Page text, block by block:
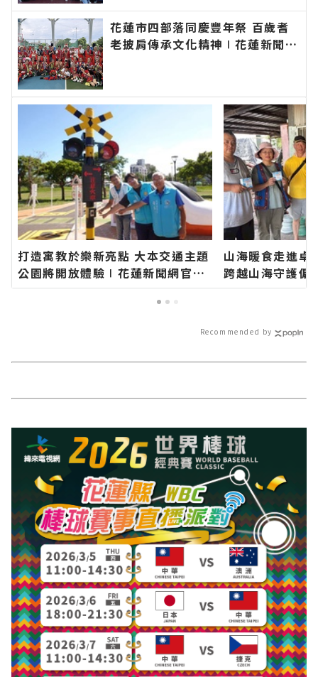
的今日新聞報導 最新的在地資
訊！
花蓮市四部落同慶豐年祭 百歲耆
老披肩傳承文化精神∣花蓮新聞網
打造寓教於樂新亮點 大本交通主題
公園將開放體驗∣花蓮新聞網官方
網站各類新聞－最快速的今日新聞
山海暖食走進
跨越山海守護
蓮新聞網官方網
Recommended by